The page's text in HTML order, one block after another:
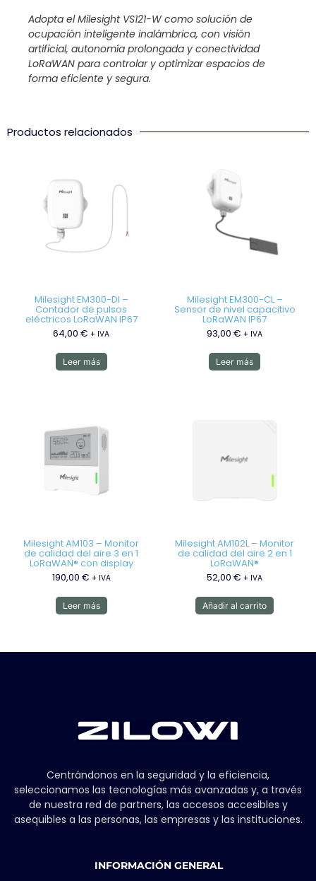
Adopta el Milesight VS121-W como solución de
ocupación inteligente inalámbrica, con visión
artificial, autonomía prolongada y conectividad
LoRaWAN para controlar y optimizar espacios de
forma eficiente y segura.
Productos relacionados
Milesight EM300-DI –
Contador de pulsos
eléctricos LoRaWAN IP67
64,00€ + IVA
Leer más
Milesight EM300-CL –
Sensor de nivel capacitivo
LoRaWAN IP67
93,00€ + IVA
Leer más
Milesight AM103 – Monitor
de calidad del aire 3 en 1
LoRaWAN® con display
190,00 € + IVA
Leer más
Milesight AM102L – Monitor
de calidad del aire 2 en 1
LoRaWAN®
52,00€ + IVA
Añadir al carrito
Centrándonos en la seguridad y la eficiencia,
seleccionamos las tecnologías más avanzadas y, a través
de nuestra red de partners, las accesos accesibles y
asequibles a las personas, las empresas y las instituciones.
INFORMACIÓN GENERAL